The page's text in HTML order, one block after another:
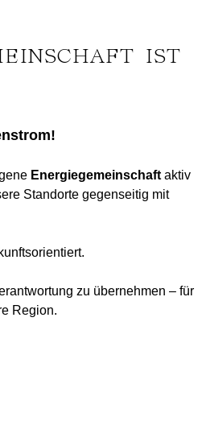
IST
Energiegemeinschaft aktiv
Standorte gegenseitig mit
zu übernehmen – für
Region.